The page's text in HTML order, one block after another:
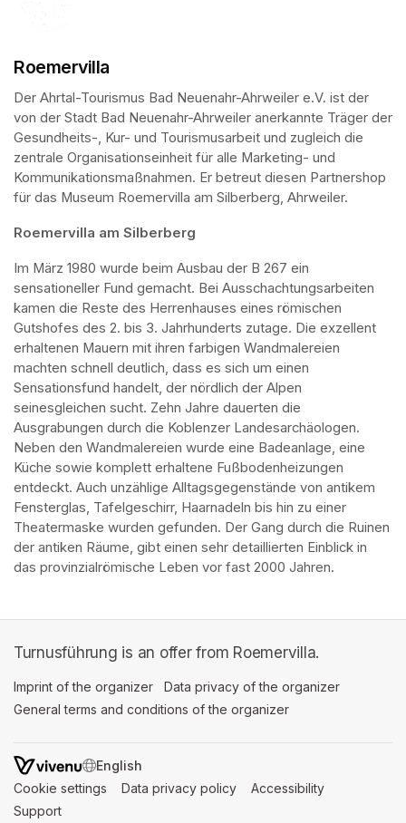
Roemervilla
Der Ahrtal-Tourismus Bad Neuenahr-Ahrweiler e.V. ist der
von der Stadt Bad Neuenahr-Ahrweiler anerkannte Träger der
Gesundheits-, Kur- und Tourismusarbeit und zugleich die
zentrale Organisationseinheit für alle Marketing- und
Kommunikationsmaßnahmen. Er betreut diesen Partnershop
für das Museum Roemervilla am Silberberg, Ahrweiler.
Roemervilla am Silberberg
Im März 1980 wurde beim Ausbau der B 267 ein
sensationeller Fund gemacht. Bei Ausschachtungsarbeiten
kamen die Reste des Herrenhauses eines römischen
Gutshofes des 2. bis 3. Jahrhunderts zutage. Die exzellent
erhaltenen Mauern mit ihren farbigen Wandmalereien
machten schnell deutlich, dass es sich um einen
Sensationsfund handelt, der nördlich der Alpen
seinesgleichen sucht. Zehn Jahre dauerten die
Ausgrabungen durch die Koblenzer Landesarchäologen.
Neben den Wandmalereien wurde eine Badeanlage, eine
Küche sowie komplett erhaltene Fußbodenheizungen
entdeckt. Auch unzählige Alltagsgegenstände von antikem
Fensterglas, Tafelgeschirr, Haarnadeln bis hin zu einer
Theatermaske wurden gefunden. Der Gang durch die Ruinen
der antiken Räume, gibt einen sehr detaillierten Einblick in
das provinzialrömische Leben vor fast 2000 Jahren.
Turnusführung is an offer from Roemervilla.
Imprint of the organizer (opens in a new tab)
Data privacy of the organizer
General terms and conditions of the organizer
SWITCH LANGUAGE
Cookie settings (opens in a new tab)
Data privacy policy (opens in a new tab)
Accessibility
Support